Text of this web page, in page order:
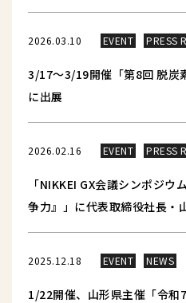
第三者検証」を5月27日に開
2026.03.10 EVENT PRESS
3/17～3/19開催「第8回 脱炭
に出展
2026.02.16 EVENT PRESS
「NIKKEI GX会議シンポジウ
争力』」に代表取締役社長・
2025.12.18 EVENT NEWS
1/22開催、山形県主催「令和